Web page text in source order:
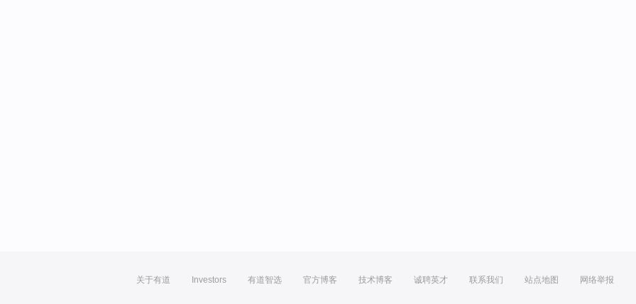
关于有道 Investors 有道智选 官方博客 技术博客 诚聘英才 联系我们 站点地图 网络举报